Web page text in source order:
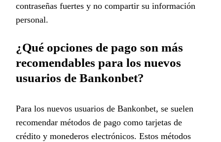
contraseñas fuertes y no compartir su información
personal.
¿Qué opciones de pago son más
recomendables para los nuevos
usuarios de Bankonbet?
Para los nuevos usuarios de Bankonbet, se suelen
recomendar métodos de pago como tarjetas de
crédito y monederos electrónicos. Estos métodos